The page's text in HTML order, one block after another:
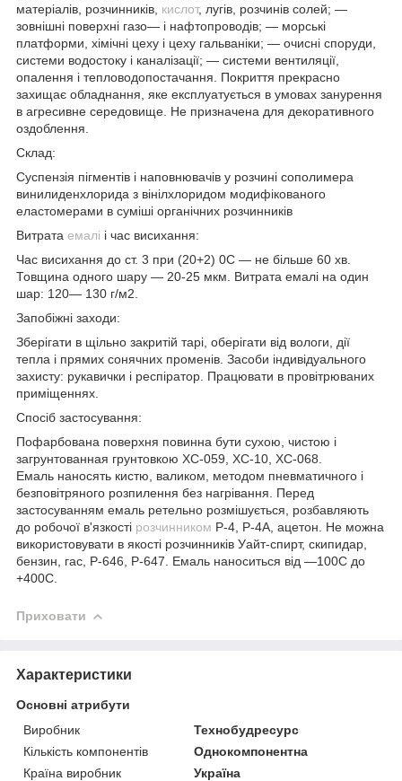
матеріалів, розчинників, кислот, лугів, розчинів солей; —
зовнішні поверхні газо— і нафтопроводів; — морські
платформи, хімічні цеху і цеху гальваніки; — очисні споруди,
системи водостоку і каналізації; — системи вентиляції,
опалення і тепловодопостачання. Покриття прекрасно
захищає обладнання, яке експлуатується в умовах занурення
в агресивне середовище. Не призначена для декоративного
оздоблення.
Склад:
Суспензія пігментів і наповнювачів у розчині сополимера
винилиденхлорида з вінілхлоридом модифікованого
еластомерами в суміші органічних розчинників
Витрата емалі і час висихання:
Час висихання до ст. 3 при (20+2) 0С — не більше 60 хв.
Товщина одного шару — 20-25 мкм. Витрата емалі на один
шар: 120— 130 г/м2.
Запобіжні заходи:
Зберігати в щільно закритій тарі, оберігати від вологи, дії
тепла і прямих сонячних променів. Засоби індивідуального
захисту: рукавички і респіратор. Працювати в провітрюваних
приміщеннях.
Спосіб застосування:
Пофарбована поверхня повинна бути сухою, чистою і
загрунтованная грунтовкою ХС-059, ХС-10, ХС-068.
Емаль наносять кистю, валиком, методом пневматичного і
безповітряного розпилення без нагрівання. Перед
застосуванням емаль ретельно розмішується, розбавляють
до робочої в'язкості розчинником Р-4, Р-4А, ацетон. Не можна
використовувати в якості розчинників Уайт-спирт, скипидар,
бензин, гас, Р-646, Р-647. Емаль наноситься від —100С до
+400С.
Приховати
Характеристики
Основні атрибути
Виробник
Технобудресурс
Кількість компонентів
Однокомпонентна
Країна виробник
Україна